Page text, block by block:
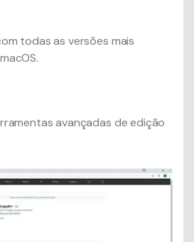
todas as versões mais
avançadas de edição